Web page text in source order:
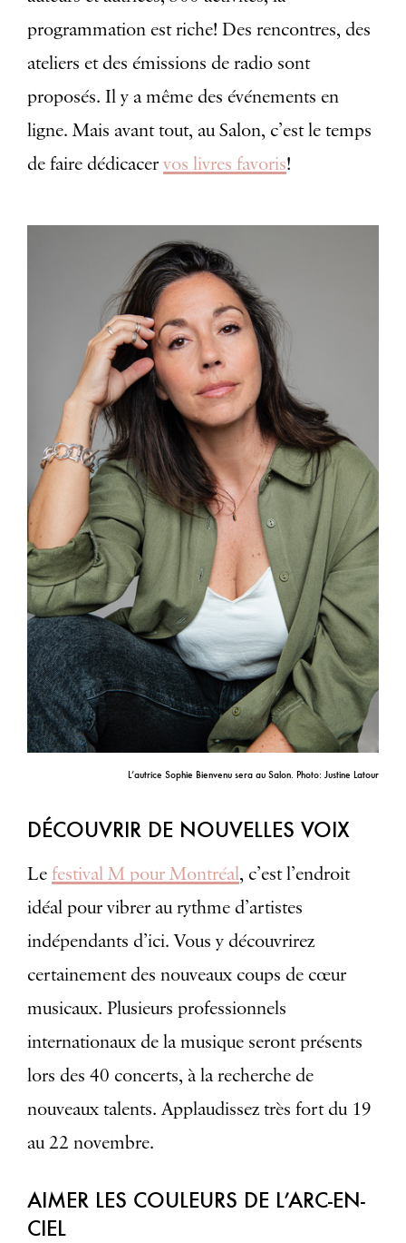
programmation est riche! Des rencontres, des
ateliers et des émissions de radio sont
proposés. Il y a même des événements en
ligne. Mais avant tout, au Salon, c’est le temps
de faire dédicacervos livres favoris!
L’autrice Sophie Bienvenu sera au Salon. Photo: Justine Latour
DÉCOUVRIR DE NOUVELLES VOIX
Le festival M pour Montréal, c’est l’endroit
idéal pour vibrer au rythme d’artistes
indépendants d’ici. Vous y découvrirez
certainement des nouveaux coups de cœur
musicaux. Plusieurs professionnels
internationaux de la musique seront présents
lors des 40 concerts, à la recherche de
nouveaux talents. Applaudissez très fort du 19
au 22 novembre.
AIMER LES COULEURS DE L’ARC-EN-
CIEL